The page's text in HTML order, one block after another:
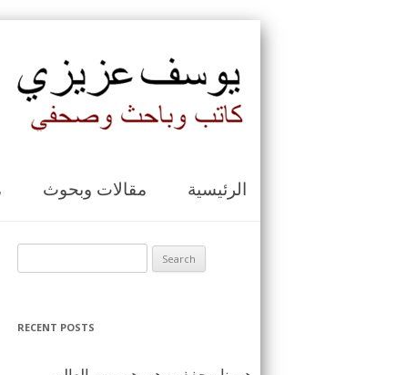
مقالات وبحوث الرئيسية
RECENT POSTS